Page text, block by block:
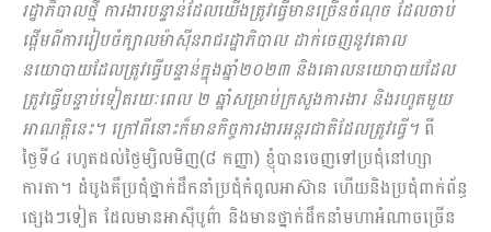
រដ្ឋាភិបាលថ្មី ការងារបន្ទាន់ដែលយើងត្រូវធ្វើមានច្រើន​ចំណុច ដែលចាប់
ផ្ដើមពីការរៀបចំក្បាលម៉ាស៊ីនរាជរដ្ឋាភិបាល ដាក់ចេញនូវគោល
នយោបាយដែលត្រូវធ្វើបន្ទាន់ក្នុងឆ្នាំ២០២៣ និងគោលនយោបាយដែល
ត្រូវធ្វើបន្ទាប់ទៀតរយៈពេល ២ ឆ្នាំសម្រាប់ក្រសួងការងារ និងរហូតមួយ
អាណត្ដិនេះ។ ក្រៅពីនោះក៏មានកិច្ចការងារអន្តរជាតិដែលត្រូវធ្វើ។ពី
ថ្ងៃទី៤ រហូតដល់ថ្ងៃម្សិលមិញ(៨ កញ្ញា) ខ្ញុំបានចេញទៅប្រជុំនៅហ្សា
ការតា។ ដំបូងគឺប្រជុំថ្នាក់ដឹកនាំប្រជុំកំពូលអាស៊ាន ហើយនិងប្រជុំពាក់ព័ន្ធ
ផ្សេងៗទៀត ដែលមានអាស៊ីបូព៌ា និងមានថ្នាក់ដឹកនាំមហាអំណាចច្រើន